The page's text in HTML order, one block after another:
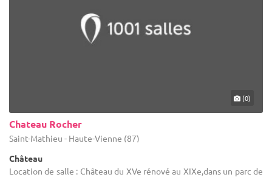
(0)
Chateau Rocher
Saint-Mathieu - Haute-Vienne (87)
Château
Location de salle : Château du XVe rénové au XIXe,dans un parc de